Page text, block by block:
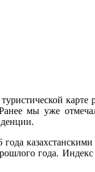
мы уже
года
года. Индекс